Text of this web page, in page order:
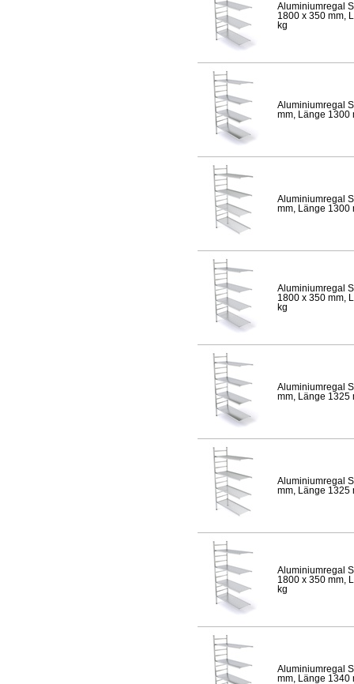
Aluminiumregal
1800 x 350 mm,
kg
Aluminiumregal
mm, Länge 1300
Aluminiumregal
mm, Länge 1300
Aluminiumregal
1800 x 350 mm,
kg
Aluminiumregal
mm, Länge 1325
Aluminiumregal
mm, Länge 1325
Aluminiumregal
1800 x 350 mm,
kg
Aluminiumregal
mm, Länge 1340